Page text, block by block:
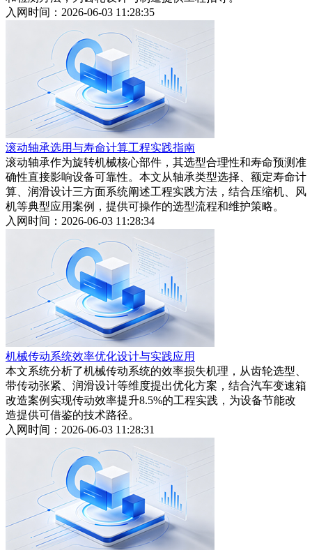
入网时间：2026-06-03 11:28:35
滚动轴承选用与寿命计算工程实践指南
滚动轴承作为旋转机械核心部件，其选型合理性和寿命预测准
确性直接影响设备可靠性。本文从轴承类型选择、额定寿命计
算、润滑设计三方面系统阐述工程实践方法，结合压缩机、风
机等典型应用案例，提供可操作的选型流程和维护策略。
入网时间：2026-06-03 11:28:34
机械传动系统效率优化设计与实践应用
本文系统分析了机械传动系统的效率损失机理，从齿轮选型、
带传动张紧、润滑设计等维度提出优化方案，结合汽车变速箱
改造案例实现传动效率提升8.5%的工程实践，为设备节能改
造提供可借鉴的技术路径。
入网时间：2026-06-03 11:28:31